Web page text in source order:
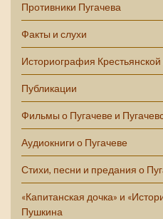
Противники Пугачева
Факты и слухи
Историография
Публикации
Фильмы о Пугачеве и
Аудиокниги о Пугачеве
Стихи, песни и предания о
«Капитанская дочка» и
Пушкина